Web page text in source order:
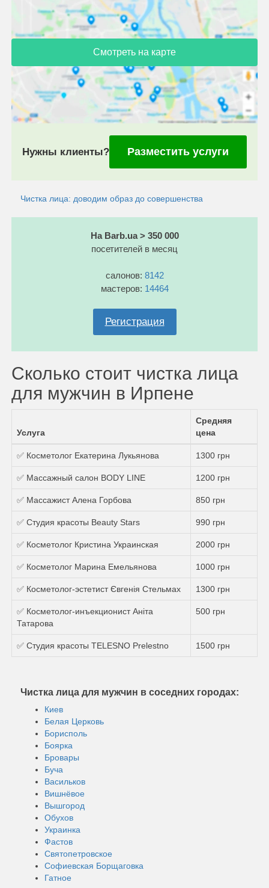
Смотреть на карте
Нужны клиенты? Разместить услуги
Чистка лица: доводим образ до совершенства
На Barb.ua > 350 000
посетителей в месяц
салонов: 8142
мастеров: 14464
Регистрация
Сколько стоит чистка лица
для мужчин в Ирпене
Услуга
Средняя
цена
✅ Косметолог Екатерина Лукьянова 1300 грн
✅ Массажный салон BODY LINE 1200 грн
✅ Массажист Алена Горбова 850 грн
✅ Студия красоты Beauty Stars 990 грн
✅ Косметолог Кристина Украинская 2000 грн
✅ Косметолог Марина Емельянова 1000 грн
✅ Косметолог-эстетист Євгенія Стельмах 1300 грн
✅ Косметолог-инъекционист Аніта
Татарова
500 грн
✅ Студия красоты TELESNO Prelestno 1500 грн
Чистка лица для мужчин в соседних городах:
Киев
Белая Церковь
Борисполь
Боярка
Бровары
Буча
Васильков
Вишнёвое
Вышгород
Обухов
Украинка
Фастов
Святопетровское
Софиевская Борщаговка
Гатное